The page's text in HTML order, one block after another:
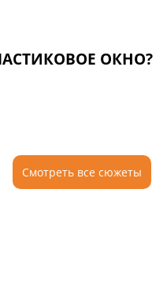
ОКНО?
Смотреть все сюжеты